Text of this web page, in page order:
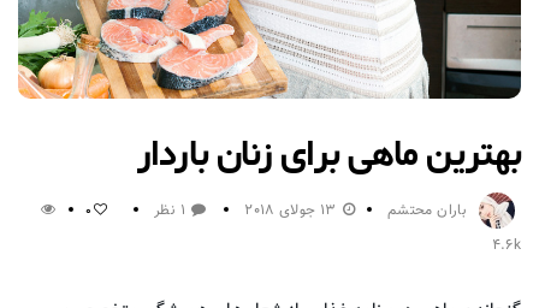
بهترین ماهی برای زنان باردار
باران محتشم 13 جولای 2018 1 نظر 0
4.6k